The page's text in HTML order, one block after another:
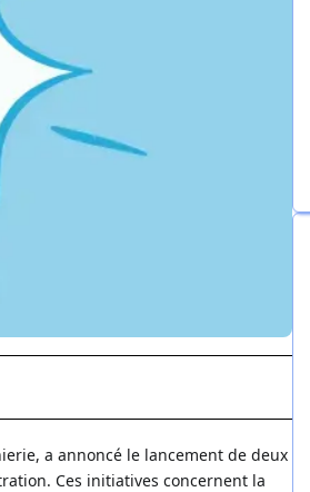
a annoncé le lancement de deux
Ces initiatives concernent la